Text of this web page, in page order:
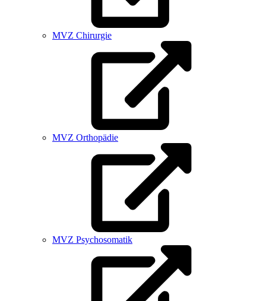
MVZ Chirurgie
MVZ Orthopädie
MVZ Psychosomatik